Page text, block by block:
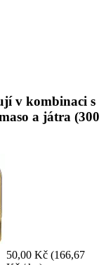
v kombinaci s
a játra (300
50,00 Kč (166,67